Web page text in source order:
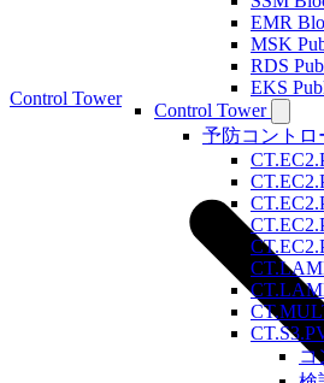
EMR
MSK
RDS
EKS
Control Tower
予防コントロ
コ
Control Tower